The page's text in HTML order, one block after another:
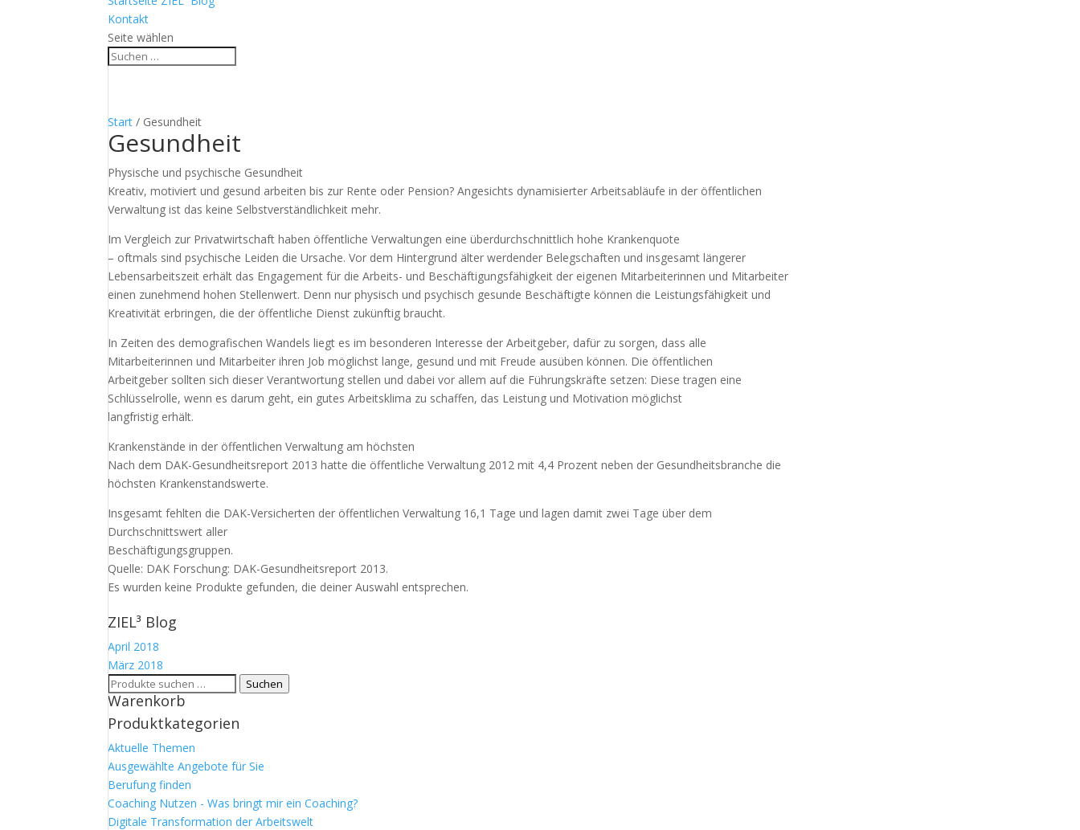
Kontakt
Seite wählen
Start / Gesundheit
Gesundheit
Physische und psychische Gesundheit
Kreativ, motiviert und gesund arbeiten bis zur Rente oder Pension? Angesichts dynamisierter Arbeitsabläufe in der öffentlichen
Verwaltung ist das keine Selbstverständlichkeit mehr.
Im Vergleich zur Privatwirtschaft haben öffentliche Verwaltungen eine überdurchschnittlich hohe Krankenquote
– oftmals sind psychische Leiden die Ursache. Vor dem Hintergrund älter werdender Belegschaften und insgesamt längerer
Lebensarbeitszeit erhält das Engagement für die Arbeits- und Beschäftigungsfähigkeit der eigenen Mitarbeiterinnen und Mitarbeiter
einen zunehmend hohen Stellenwert. Denn nur physisch und psychisch gesunde Beschäftigte können die Leistungsfähigkeit und
Kreativität erbringen, die der öffentliche Dienst zukünftig braucht.
In Zeiten des demografischen Wandels liegt es im besonderen Interesse der Arbeitgeber, dafür zu sorgen, dass alle
Mitarbeiterinnen und Mitarbeiter ihren Job möglichst lange, gesund und mit Freude ausüben können. Die öffentlichen
Arbeitgeber sollten sich dieser Verantwortung stellen und dabei vor allem auf die Führungskräfte setzen: Diese tragen eine
Schlüsselrolle, wenn es darum geht, ein gutes Arbeitsklima zu schaffen, das Leistung und Motivation möglichst
langfristig erhält.
Krankenstände in der öffentlichen Verwaltung am höchsten
Nach dem DAK-Gesundheitsreport 2013 hatte die öffentliche Verwaltung 2012 mit 4,4 Prozent neben der Gesundheitsbranche die
höchsten Krankenstandswerte.
Insgesamt fehlten die DAK-Versicherten der öffentlichen Verwaltung 16,1 Tage und lagen damit zwei Tage über dem
Durchschnittswert aller
Beschäftigungsgruppen.
Quelle: DAK Forschung: DAK-Gesundheitsreport 2013.
Es wurden keine Produkte gefunden, die deiner Auswahl entsprechen.
ZIEL³ Blog
April 2018
März 2018
Suchen
nach:
Suchen
Warenkorb
Produktkategorien
Aktuelle Themen
Ausgewählte Angebote für Sie
Berufung finden
Coaching Nutzen - Was bringt mir ein Coaching?
Digitale Transformation der Arbeitswelt